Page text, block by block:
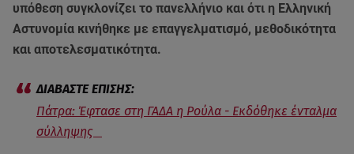
υπόθεση συγκλονίζει το πανελλήνιο και ότι η Ελληνική
Αστυνομία κινήθηκε με επαγγελματισμό, μεθοδικότητα
και αποτελεσματικότητα.
Πάτρα: Έφτασε στη ΓΑΔΑ η Ρούλα - Εκδόθηκε ένταλμα
σύλληψης